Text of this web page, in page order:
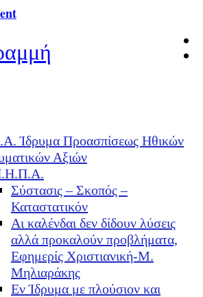
Ίδρυμα Προασπίσεως Ηθικών
Αξιών
Σύστασις – Σκοπός –
Καταστατικόν
Αι καλένδαι δεν δίδουν λύσεις
αλλά προκαλούν προβλήματα,
Εφημερίς Χριστιανική-Μ.
Μηλιαράκης
Εν Ίδρυμα με πλούσιον και